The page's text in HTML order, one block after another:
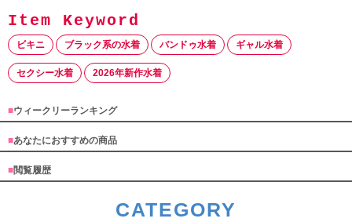
ビキニ ブラック系の水着 バンドゥ水着 ギャル水着
セクシー水着 2026年新作水着
■ウィークリーランキング
■あなたにおすすめの商品
■閲覧履歴
CATEGORY